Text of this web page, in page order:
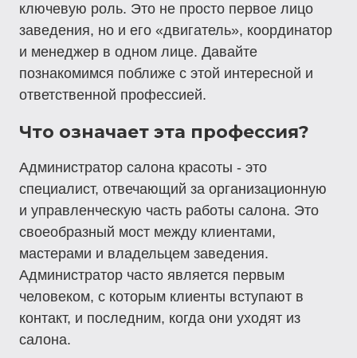
ключевую роль. Это не просто первое лицо
заведения, но и его «двигатель», координатор
и менеджер в одном лице. Давайте
познакомимся поближе с этой интересной и
ответственной профессией.
Что означает эта профессия?
Администратор салона красоты - это
специалист, отвечающий за организационную
и управленческую часть работы салона. Это
своеобразный мост между клиентами,
мастерами и владельцем заведения.
Администратор часто является первым
человеком, с которым клиенты вступают в
контакт, и последним, когда они уходят из
салона.